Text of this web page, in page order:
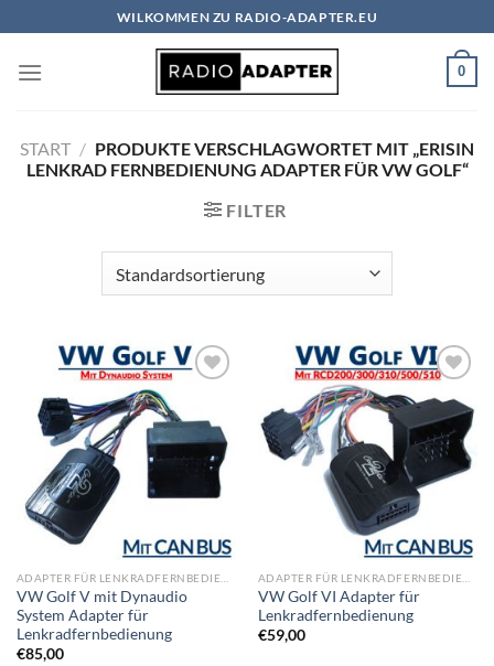
Inhalt
springen
WILKOMMEN ZU RADIO-ADAPTER.EU
0
START / PRODUKTE VERSCHLAGWORTET MIT „ERISIN
LENKRAD FERNBEDIENUNG ADAPTER FÜR VW GOLF“
FILTER
Wunschliste
hinzufügen
VW Golf V mit Dynaudio
System Adapter für
Lenkradfernbedienung
€85,00
Zu
Wunschliste
hinzufügen
VW Golf VI Adapter für
Lenkradfernbedienung
€59,00